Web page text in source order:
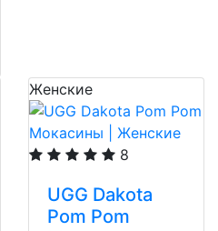
Женские
8
UGG Dakota
Pom Pom